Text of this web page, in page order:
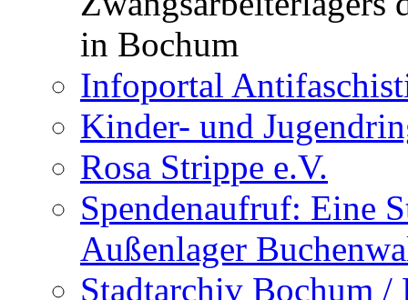
Zwangsarbeiterlagers
in Bochum
Infoportal
Kinder- und
Rosa Strippe e.V.
Spendenaufruf: Eine
Außenlager